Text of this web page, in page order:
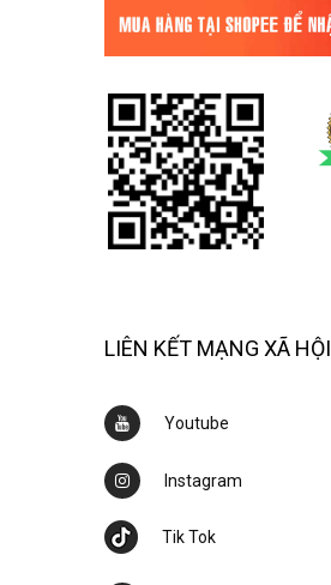
LIÊN KẾT MẠNG XÃ HỘI
Youtube
Instagram
Tik Tok